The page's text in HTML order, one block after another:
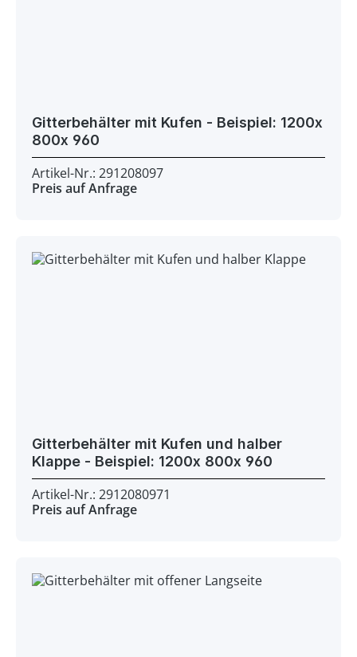
Gitterbehälter mit Kufen - Beispiel: 1200x
800x 960
Artikel-Nr.: 291208097
Preis auf Anfrage
Gitterbehälter mit Kufen und halber
Klappe - Beispiel: 1200x 800x 960
Artikel-Nr.: 2912080971
Preis auf Anfrage